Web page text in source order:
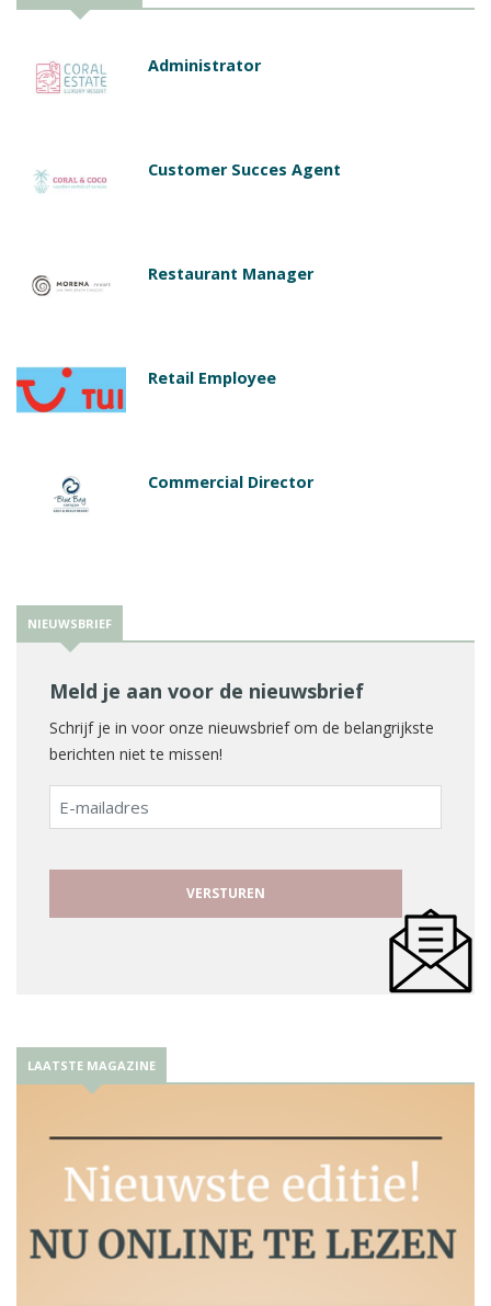
Administrator
Customer Succes Agent
Restaurant Manager
Retail Employee
Commercial Director
NIEUWSBRIEF
Meld je aan voor de nieuwsbrief
Schrijf je in voor onze nieuwsbrief om de belangrijkste
berichten niet te missen!
E-
mailadres
LAATSTE MAGAZINE